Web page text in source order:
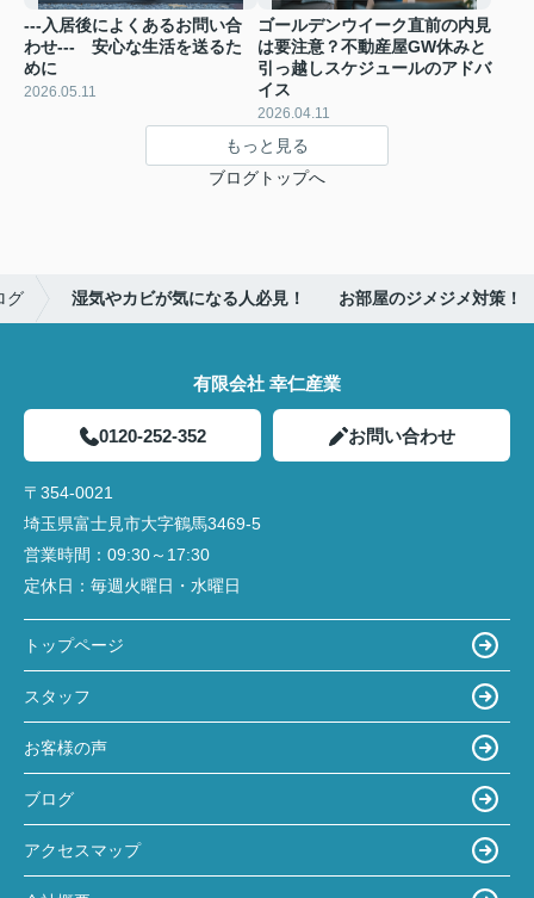
---入居後によくあるお問い合
わせ--- 安心な生活を送るた
めに
2026.05.11
ゴールデンウイーク直前の内見
は要注意？不動産屋GW休みと
引っ越しスケジュールのアドバ
イス
2026.04.11
もっと見る
ブログトップへ
グ 湿気やカビが気になる人必見！ お部屋のジメジメ対策！
有限会社 幸仁産業
0120-252-352 お問い合わせ
〒354-0021
埼玉県富士見市大字鶴馬3469-5
営業時間： 09:30～17:30
定休日： 毎週火曜日・水曜日
トップページ
スタッフ
お客様の声
ブログ
アクセスマップ